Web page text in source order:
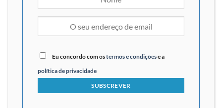
Eu concordo com ostermos e condiçõese a
política de privacidade